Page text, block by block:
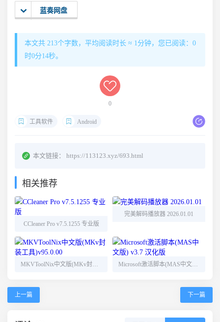
蓝奏网盘
本文共 213个字数，平均阅读时长 ≈ 1分钟，您已阅读：0
时0分15秒。
0
工具软件 Android
本文链接： https://113123.xyz/693.html
相关推荐
CCleaner Pro v7.5.1255 专业版
完美解码播放器 2026.01.01
MKVToolNix中文版(MKv封装工具)v95.0.00 Microsoft激活脚本(MAS中文版) v3.7 汉化版
上一篇 下一篇